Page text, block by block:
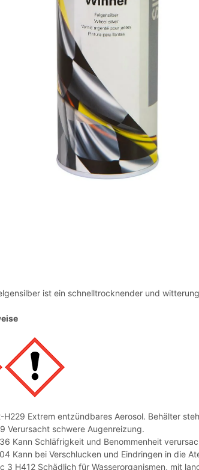
ist ein schnelltrocknender und
H229 Extrem entzündbares Aerosol. Behälter
Verursacht schwere Augenreizung.
Kann Schläfrigkeit und Benommenheit
Kann bei Verschlucken und Eindringen in die
3 H412 Schädlich für Wasserorganismen, mit